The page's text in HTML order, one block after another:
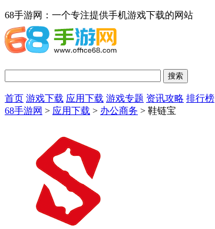
68手游网：一个专注提供手机游戏下载的网站
首页 游戏下载 应用下载 游戏专题 资讯攻略 排行榜
68手游网 > 应用下载 > 办公商务 > 鞋链宝